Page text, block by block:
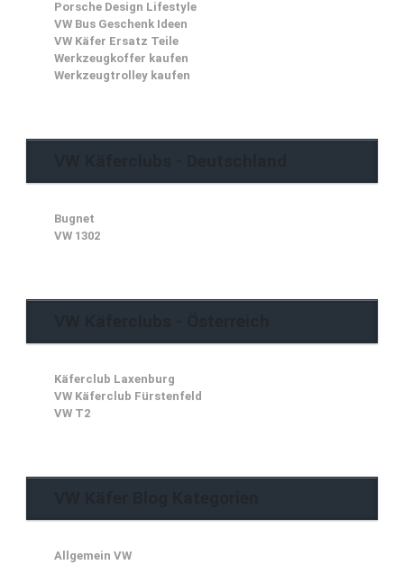
Porsche Design Lifestyle
VW Bus Geschenk Ideen
VW Käfer Ersatz Teile
Werkzeugkoffer kaufen
Werkzeugtrolley kaufen
Bugnet
VW 1302
Käferclub Laxenburg
VW Käferclub Fürstenfeld
VW T2
Allgemein VW